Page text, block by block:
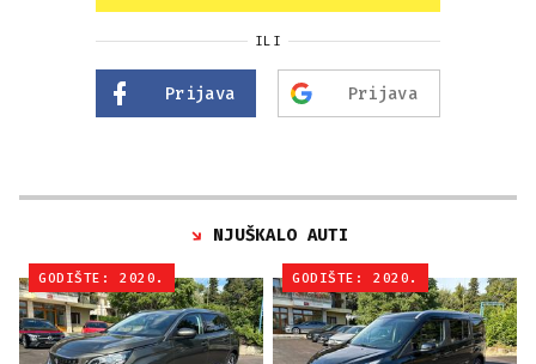
ILI
Prijava Prijava
NJUŠKALO AUTI
GODIŠTE: 2020. GODIŠTE: 2020.